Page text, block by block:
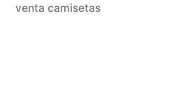
venta camisetas